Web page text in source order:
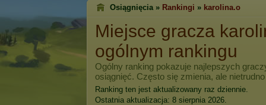
Osiągnięcia » Rankingi » karolina.o
Miejsce gracza
ogólnym rankingu
Ogólny ranking pokazuje najlepszych
osiągnięć. Często się zmienia, ale
Ranking ten jest aktualizowany raz dziennie.
Ostatnia aktualizacja: 8 sierpnia 2026.